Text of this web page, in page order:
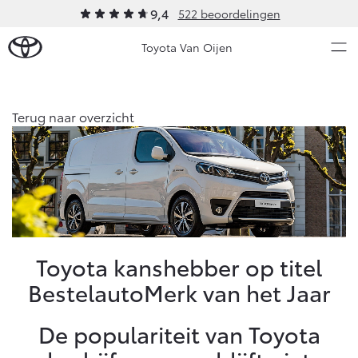
9,4 522 beoordelingen
Toyota Van Oijen
Ons bedrijf
Ons bedrijf
Historie
Verhuur
Contact en Route
Vacatures
Klantbeoordelingen
Modellen
Aygo X
HYBRIDE
Vanaf € 23.750,-
Yaris
HYBRIDE
Vanaf € 27.195,-
Occasions
Onderhoud
Diensten
Terug naar overzicht
Toyota kanshebber op titel
BestelautoMerk van het Jaar
De populariteit van Toyota